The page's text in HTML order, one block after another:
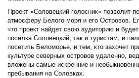
Проект «Соловецкий голосник» позволит
атмосферу Белого моря и его Островов.
что проект найдет свою аудиторию и
поселка Соловецкий, так и туристам, и
посетить Беломорье, и тем, кто захочет
культуре северных островов удаленно,
вложены самые искренние и
пребывания на Соловках.